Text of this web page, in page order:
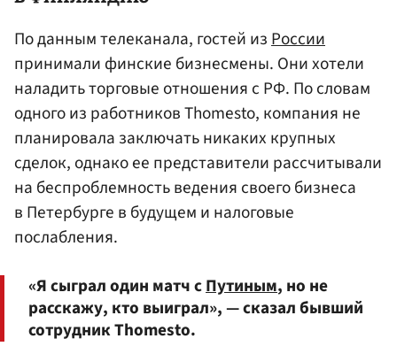
По данным телеканала, гостей изРоссии
принимали финские бизнесмены. Они хотели
наладить торговые отношения с РФ. По словам
одного из работников Thomesto, компания не
планировала заключать никаких крупных
сделок, однако ее представители рассчитывали
на беспроблемность ведения своего бизнеса
в Петербурге в будущем и налоговые
послабления.
«Я сыграл один матч сПутиным, но не
расскажу, кто выиграл», — сказал бывший
сотрудник Thomesto.